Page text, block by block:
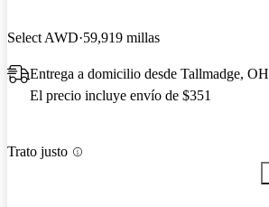
Select AWD 59,919 millas
Entrega a domicilio desde Tallmadge, OH
El precio incluye envío de $351
Trato justo